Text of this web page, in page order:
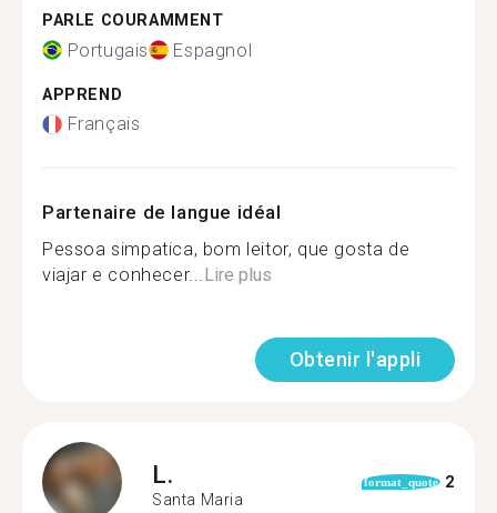
PARLE COURAMMENT
Portugais Espagnol
APPREND
Français
Partenaire de langue idéal
Pessoa simpatica, bom leitor, que gosta de
viajar e conhecer...Lire plus
Obtenir l'appli
L.
Santa Maria
format_quote 2